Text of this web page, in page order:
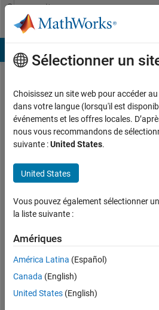
Passer au contenu
Community
Profile
majd
abdullah
Last
environ
un an il
|
depuis
2020
Followers:
Sélectionner un
Choisissez un site web pour accéder
dans votre langue (lorsqu'il est
événements et les offres locales.
nous vous recommandons de
suivante :United States.
United States
Vous pouvez également sélectionner
la liste suivante :
Amériques
América Latina (Español)
Canada (English)
United States (English)